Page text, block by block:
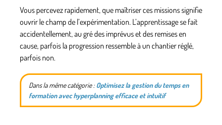
Vous percevez rapidement, que maîtriser ces missions signifie
ouvrir le champ de l’expérimentation. L’apprentissage se fait
accidentellement, au gré des imprévus et des remises en
cause, parfois la progression ressemble à un chantier réglé,
parfois non.
Dans la même catégorie :Optimisez la gestion du temps en
formation avec hyperplanning efficace et intuitif